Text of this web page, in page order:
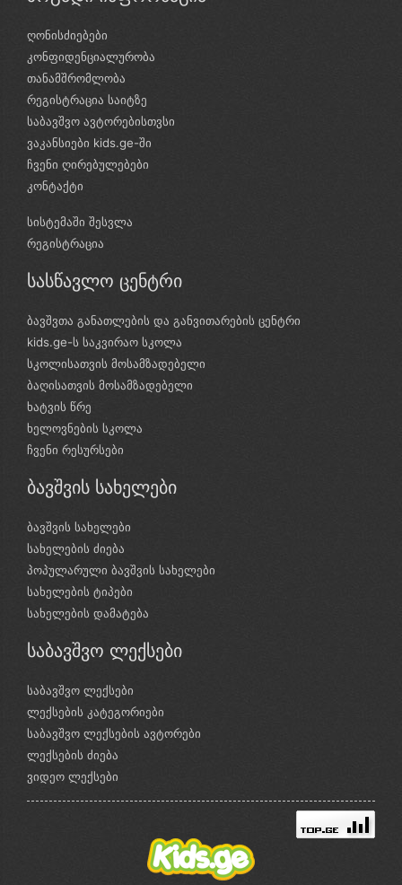
ღონისძიებები
კონფიდენციალურობა
თანამშრომლობა
რეგისტრაცია საიტზე
საბავშვო ავტორებისთვსი
ვაკანსიები kids.ge-ში
ჩვენი ღირებულებები
კონტაქტი
სისტემაში შესვლა
რეგისტრაცია
სასწავლო ცენტრი
ბავშვთა განათლების და განვითარების ცენტრი
kids.ge-ს საკვირაო სკოლა
სკოლისათვის მოსამზადებელი
ბაღისათვის მოსამზადებელი
ხატვის წრე
ხელოვნების სკოლა
ჩვენი რესურსები
ბავშვის სახელები
ბავშვის სახელები
სახელების ძიება
პოპულარული ბავშვის სახელები
სახელების ტიპები
სახელების დამატება
საბავშვო ლექსები
საბავშვო ლექსები
ლექსების კატეგორიები
საბავშვო ლექსების ავტორები
ლექსების ძიება
ვიდეო ლექსები